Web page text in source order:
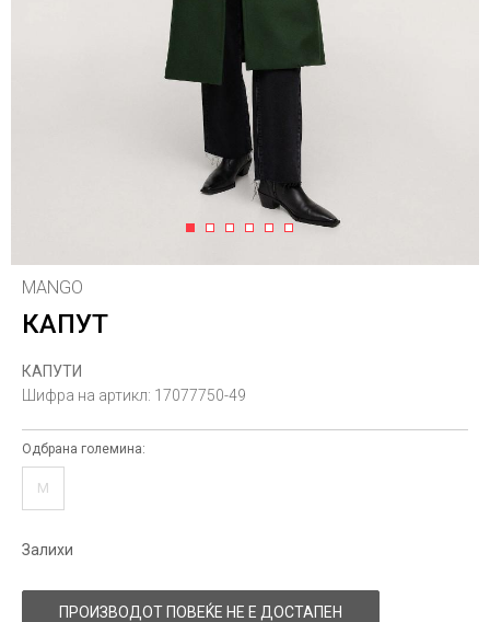
1 2 3 4 5 6
MANGO
КАПУТ
КАПУТИ
Шифра на артикл: 17077750-49
Одбрана големина:
M
Залихи
ПРОИЗВОДОТ ПОВЕЌЕ НЕ Е ДОСТАПЕН